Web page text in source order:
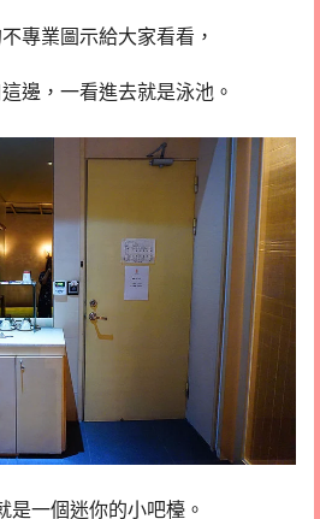
專業圖示給大家看看，
邊，一看進去就是泳池。
是一個迷你的小吧檯。